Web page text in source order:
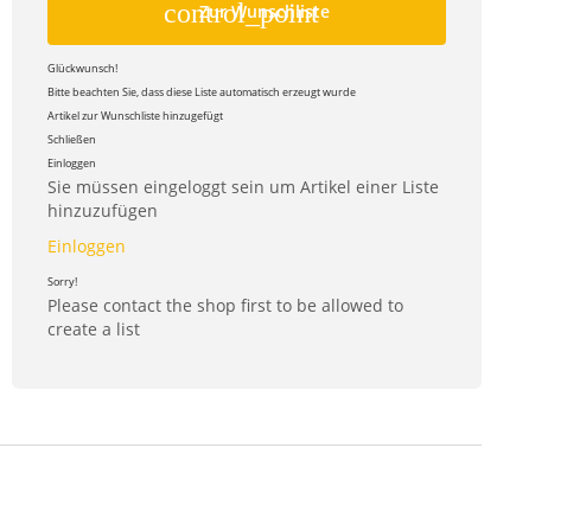
control_point
Zur Wunschliste
Glückwunsch!
Bitte beachten Sie, dass diese Liste automatisch erzeugt wurde
Artikel zur Wunschliste hinzugefügt
Schließen
Einloggen
Sie müssen eingeloggt sein um Artikel einer Liste
hinzuzufügen
Einloggen
Sorry!
Please contact the shop first to be allowed to
create a list